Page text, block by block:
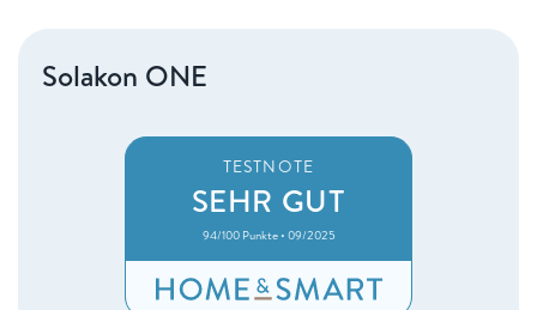
Solakon ONE
TESTNOTE
SEHR GUT
94/100 Punkte • 09/2025